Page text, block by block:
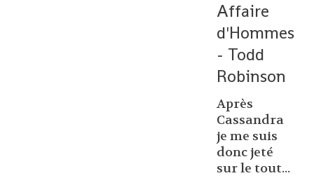
Affaire
d'Hommes
- Todd
Robinson
Après
Cassandra
je me suis
donc jeté
sur le tout...